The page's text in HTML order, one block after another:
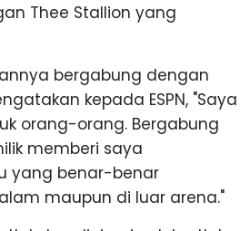
Thee Stallion yang
bergabung dengan
kepada ESPN, "Saya
orang-orang. Bergabung
memberi saya
yang benar-benar
maupun di luar arena."